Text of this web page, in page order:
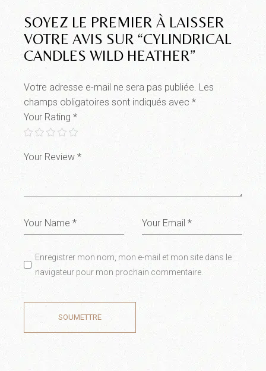
SOYEZ LE PREMIER À LAISSER
VOTRE AVIS SUR “CYLINDRICAL
CANDLES WILD HEATHER”
Votre adresse e-mail ne sera pas publiée. Les
champs obligatoires sont indiqués avec*
Your Rating*
Enregistrer mon nom, mon e-mail et mon site dans le
navigateur pour mon prochain commentaire.
SOUMETTRE